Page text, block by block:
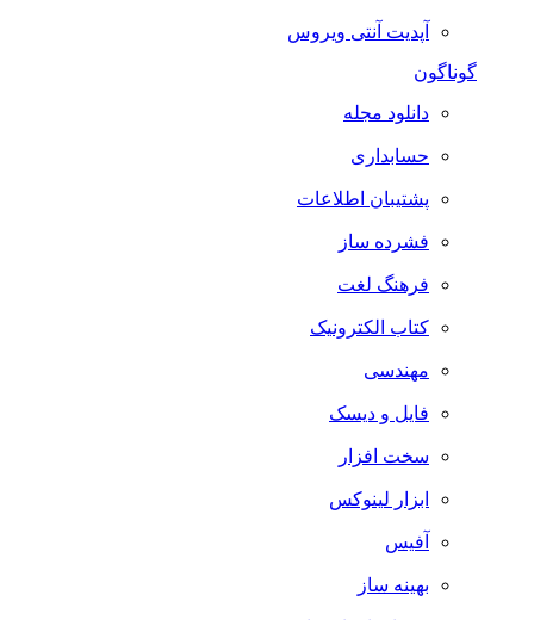
آپدیت آنتی ویروس
گوناگون
دانلود مجله
حسابداری
پشتیبان اطلاعات
فشرده ساز
فرهنگ لغت
کتاب الکترونیک
مهندسی
فایل و دیسک
سخت افزار
ابزار لینوکس
آفیس
بهینه ساز